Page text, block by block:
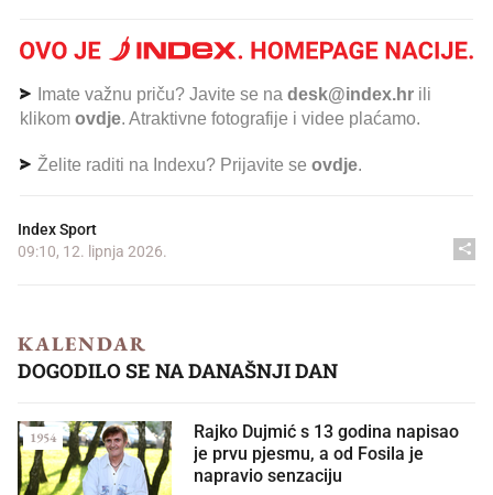
Imate važnu priču? Javite se na desk@index.hr ili
klikom ovdje. Atraktivne fotografije i videe plaćamo.
Želite raditi na Indexu? Prijavite se ovdje.
Index Sport
09:10, 12. lipnja 2026.
KALENDAR
DOGODILO SE NA DANAŠNJI DAN
Rajko Dujmić s 13 godina napisao
je prvu pjesmu, a od Fosila je
napravio senzaciju
1954